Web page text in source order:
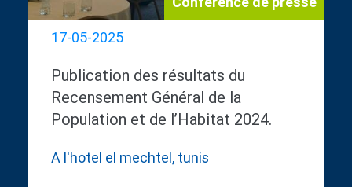
17-05-2025
Publication des résultats du
Recensement Général de la
Population et de l’Habitat 2024.
A l'hotel el mechtel, tunis